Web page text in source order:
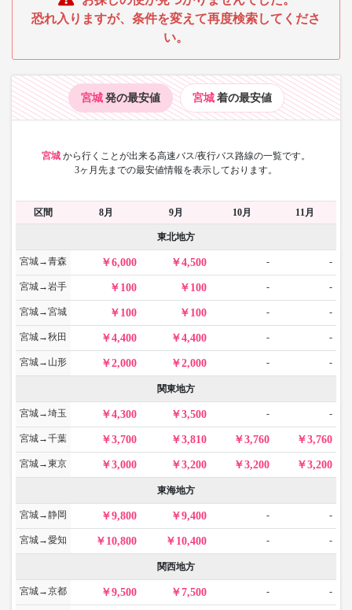
恐れ入りますが、条件を変えて再度検索してくださ
い。
宮城 発の最安値 宮城 着の最安値
宮城 から行くことが出来る高速バス/夜行バス路線の一覧です。
3ヶ月先までの最安値情報を表示しております。
区間 8月 9月 10月 11月
東北地方
宮城→青森 6,000 4,500 - -
宮城→岩手 100 100 - -
宮城→宮城 100 100 - -
宮城→秋田 4,400 4,400 - -
宮城→山形 2,000 2,000 - -
関東地方
宮城→埼玉 4,300 3,500 - -
宮城→千葉 3,700 3,810 3,760 3,760
宮城→東京 3,000 3,200 3,200 3,200
東海地方
宮城→静岡 9,800 9,400 - -
宮城→愛知 10,800 10,400 - -
関西地方
宮城→京都 9,500 7,500 - -